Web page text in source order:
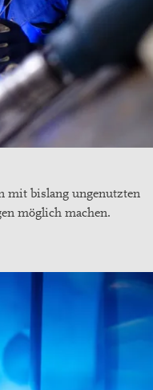
mit bislang ungenutzten
möglich machen.